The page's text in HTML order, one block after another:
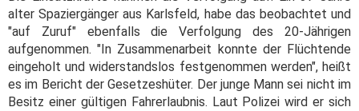
alter Spaziergänger aus Karlsfeld, habe das beobachtet und
"auf Zuruf" ebenfalls die Verfolgung des 20-Jährigen
aufgenommen. "In Zusammenarbeit konnte der Flüchtende
eingeholt und widerstandslos festgenommen werden", heißt
es im Bericht der Gesetzeshüter. Der junge Mann sei nicht im
Besitz einer gültigen Fahrerlaubnis. Laut Polizei wird er sich